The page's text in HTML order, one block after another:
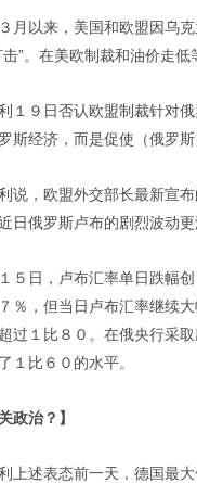
以来，美国和欧盟因乌克
”。在美欧制裁和油价走低
９日否认欧盟制裁针对俄
斯经济，而是促使（俄罗
，欧盟外交部长最新宣布
日俄罗斯卢布的剧烈波动更
日，卢布汇率单日跌幅创
％，但当日卢布汇率继续
过１比８０。在俄央行采
１比６０的水平。
政治？】
述表态前一天，德国最大